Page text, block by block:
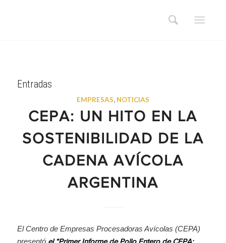
Entradas
EMPRESAS, NOTICIAS
CEPA: UN HITO EN LA
SOSTENIBILIDAD DE LA
CADENA AVÍCOLA
ARGENTINA
El Centro de Empresas Procesadoras Avícolas (CEPA)
presentó